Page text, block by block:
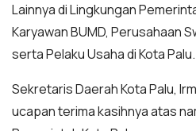
Lainnya di Lingkungan
Karyawan BUMD, Perusahaan
serta Pelaku Usaha di Kota Palu.
Sekretaris Daerah Kota Palu,
ucapan terima kasihnya atas